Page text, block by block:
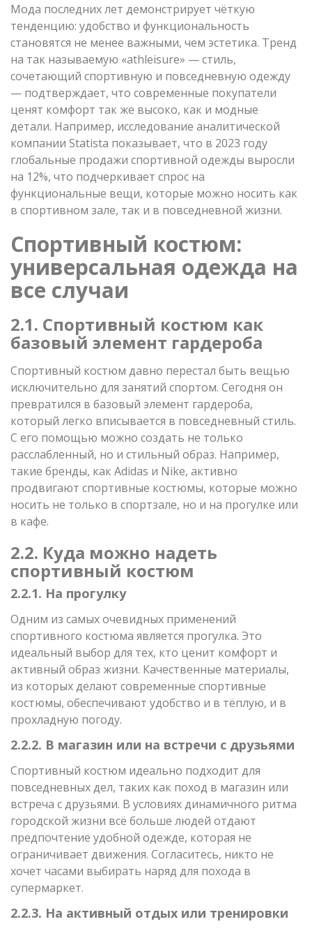
Мода последних лет демонстрирует чёткую
тенденцию: удобство и функциональность
становятся не менее важными, чем эстетика. Тренд
на так называемую «athleisure» — стиль,
сочетающий спортивную и повседневную одежду
— подтверждает, что современные покупатели
ценят комфорт так же высоко, как и модные
детали. Например, исследование аналитической
компании Statista показывает, что в 2023 году
глобальные продажи спортивной одежды выросли
на 12%, что подчеркивает спрос на
функциональные вещи, которые можно носить как
в спортивном зале, так и в повседневной жизни.
Спортивный костюм:
универсальная одежда на
все случаи
2.1. Спортивный костюм как
базовый элемент гардероба
Спортивный костюм давно перестал быть вещью
исключительно для занятий спортом. Сегодня он
превратился в базовый элемент гардероба,
который легко вписывается в повседневный стиль.
С его помощью можно создать не только
расслабленный, но и стильный образ. Например,
такие бренды, как Adidas и Nike, активно
продвигают спортивные костюмы, которые можно
носить не только в спортзале, но и на прогулке или
в кафе.
2.2. Куда можно надеть
спортивный костюм
2.2.1. На прогулку
Одним из самых очевидных применений
спортивного костюма является прогулка. Это
идеальный выбор для тех, кто ценит комфорт и
активный образ жизни. Качественные материалы,
из которых делают современные спортивные
костюмы, обеспечивают удобство и в тёплую, и в
прохладную погоду.
2.2.2. В магазин или на встречи с друзьями
Спортивный костюм идеально подходит для
повседневных дел, таких как поход в магазин или
встреча с друзьями. В условиях динамичного ритма
городской жизни всё больше людей отдают
предпочтение удобной одежде, которая не
ограничивает движения. Согласитесь, никто не
хочет часами выбирать наряд для похода в
супермаркет.
2.2.3. На активный отдых или тренировки